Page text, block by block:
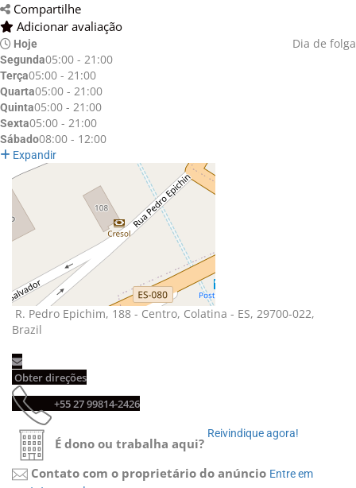
Compartilhe
Adicionar avaliação
Hoje Dia de folga
Segunda05:00 - 21:00
Terça05:00 - 21:00
Quarta05:00 - 21:00
Quinta05:00 - 21:00
Sexta05:00 - 21:00
Sábado08:00 - 12:00
Expandir
R. Pedro Epichim, 188 - Centro, Colatina - ES, 29700-022,
Brazil
Obter direções
+55 27 99814-2426
É dono ou trabalha aqui?
Reivindique agora!
Contato com o proprietário do anúncio Entre em